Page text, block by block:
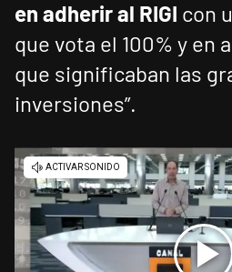
en adherir al RIGI con
que vota el 100% y en
que significaban las
inversiones”.